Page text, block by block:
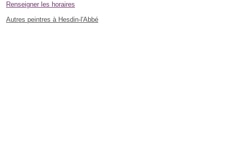
Renseigner les horaires
Autres peintres à Hesdin-l'Abbé